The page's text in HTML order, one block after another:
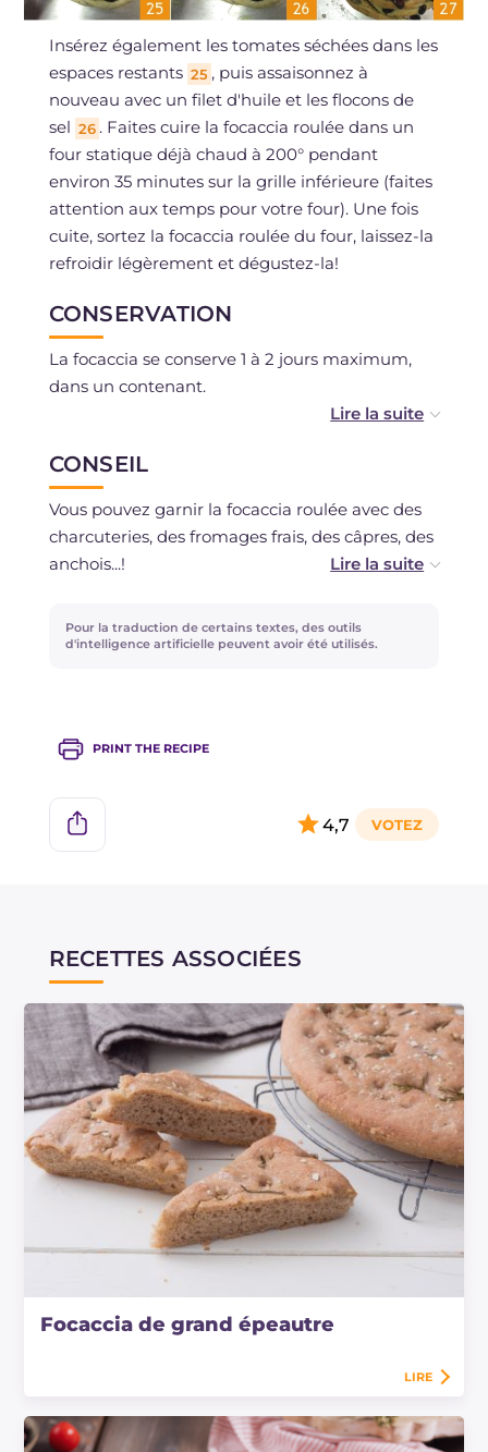
Insérez également les tomates séchées dans les
espaces restants 25 , puis assaisonnez à
nouveau avec un filet d'huile et les flocons de
sel 26 . Faites cuire la focaccia roulée dans un
four statique déjà chaud à 200° pendant
environ 35 minutes sur la grille inférieure (faites
attention aux temps pour votre four). Une fois
cuite, sortez la focaccia roulée du four, laissez-la
refroidir légèrement et dégustez-la!
CONSERVATION
La focaccia se conserve 1 à 2 jours maximum,
dans un contenant.
CONSEIL
Vous pouvez garnir la focaccia roulée avec des
charcuteries, des fromages frais, des câpres, des
anchois...!
Vous pouvez faire maturer la pâte au
réfrigérateur pendant 24 heures, au lieu de la
Pour la traduction de certains textes, des outils
d'intelligence artificielle peuvent avoir été utilisés.
PRINT THE RECIPE
4,7
RECETTES ASSOCIÉES
Focaccia de grand épeautre
LIRE